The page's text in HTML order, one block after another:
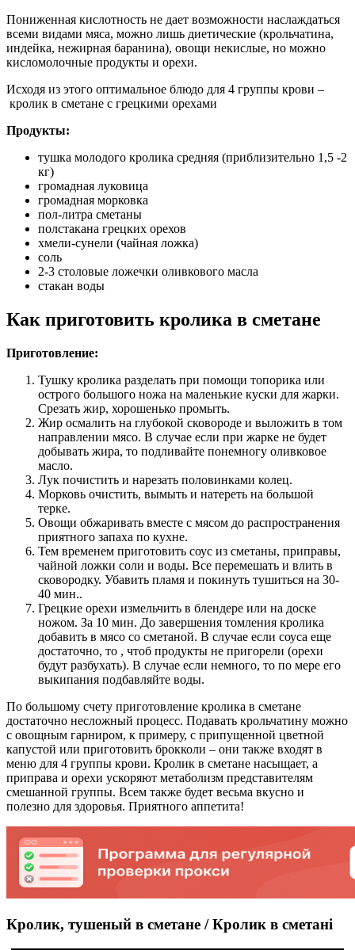
Пониженная кислотность не дает возможности наслаждаться
всеми видами мяса, можно лишь диетические (крольчатина,
индейка, нежирная баранина), овощи некислые, но можно
кисломолочные продукты и орехи.
Исходя из этого оптимальное блюдо для 4 группы крови –
кролик в сметане с грецкими орехами
Продукты:
тушка молодого кролика средняя (приблизительно 1,5 -2
кг)
громадная луковица
громадная морковка
пол-литра сметаны
полстакана грецких орехов
хмели-сунели (чайная ложка)
соль
2-3 столовые ложечки оливкового масла
стакан воды
Как приготовить кролика в сметане
Приготовление:
Тушку кролика разделать при помощи топорика или
острого большого ножа на маленькие куски для жарки.
Срезать жир, хорошенько промыть.
Жир осмалить на глубокой сковороде и выложить в том
направлении мясо. В случае если при жарке не будет
добывать жира, то подливайте понемногу оливковое
масло.
Лук почистить и нарезать половинками колец.
Морковь очистить, вымыть и натереть на большой
терке.
Овощи обжаривать вместе с мясом до распространения
приятного запаха по кухне.
Тем временем приготовить соус из сметаны, приправы,
чайной ложки соли и воды. Все перемешать и влить в
сковородку. Убавить пламя и покинуть тушиться на 30-
40 мин..
Грецкие орехи измельчить в блендере или на доске
ножом. За 10 мин. До завершения томления кролика
добавить в мясо со сметаной. В случае если соуса еще
достаточно, то , чтоб продукты не пригорели (орехи
будут разбухать). В случае если немного, то по мере его
выкипания подбавляйте воды.
По большому счету приготовление кролика в сметане
достаточно несложный процесс. Подавать крольчатину можно
с овощным гарниром, к примеру, с припущенной цветной
капустой или приготовить брокколи – они также входят в
меню для 4 группы крови. Кролик в сметане насыщает, а
приправа и орехи ускоряют метаболизм представителям
смешанной группы. Всем также будет весьма вкусно и
полезно для здоровья. Приятного аппетита!
Кролик, тушеный в сметане / Кролик в сметані